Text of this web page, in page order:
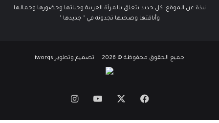
نبذة عن الموقع: كل جديد يتعلق بالمرأة العربية وحياتها وحضورها وجمالها
وأناقتها وصحتها تجدونه في " جديدها "
جميع الحقوق محفوظة © 2026 تصميم وتطوير iworqs
فيسبوك يوتيوبانستقرام